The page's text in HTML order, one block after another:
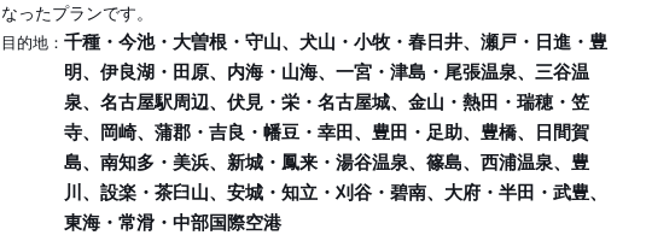
なったプランです。
目的地： 千種・今池・大曽根・守山、犬山・小牧・春日井、瀬戸・日進・豊
明、伊良湖・田原、内海・山海、一宮・津島・尾張温泉、三谷温
泉、名古屋駅周辺、伏見・栄・名古屋城、金山・熱田・瑞穂・笠
寺、岡崎、蒲郡・吉良・幡豆・幸田、豊田・足助、豊橋、日間賀
島、南知多・美浜、新城・鳳来・湯谷温泉、篠島、西浦温泉、豊
川、設楽・茶臼山、安城・知立・刈谷・碧南、大府・半田・武豊、
東海・常滑・中部国際空港